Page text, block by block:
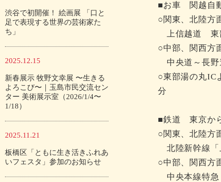
渋谷で初開催！ 絵画展 「口と
足で表現する世界の芸術家た
ち」
2025.12.15
新春展示 牧野文幸展 〜生きる
よろこび〜｜玉島市民交流セン
ター 美術展示室（2026/1/4〜
1/18）
2025.11.21
板橋区「ともに生き活きふれあ
いフェスタ」参加のお知らせ
■お車 関越自
○関東、北陸方
上信越道 東
○中部、関西方
中央道～長野
○東部湯の丸IC
分
■鉄道 東京か
○関東、北陸方
北陸新幹線「
○中部、関西方
中央本線特急